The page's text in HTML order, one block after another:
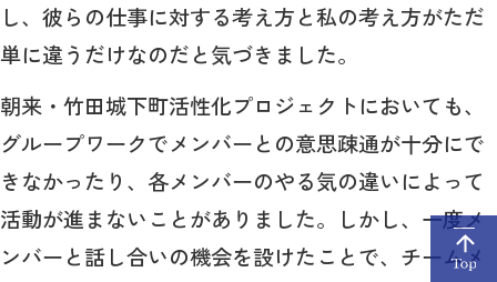
し、彼らの仕事に対する考え方と私の考え方がただ
単に違うだけなのだと気づきました。
朝来・竹田城下町活性化プロジェクトにおいても、
グループワークでメンバーとの意思疎通が十分にで
きなかったり、各メンバーのやる気の違いによって
活動が進まないことがありました。しかし、一度メ
ンバーと話し合いの機会を設けたことで、チームメ